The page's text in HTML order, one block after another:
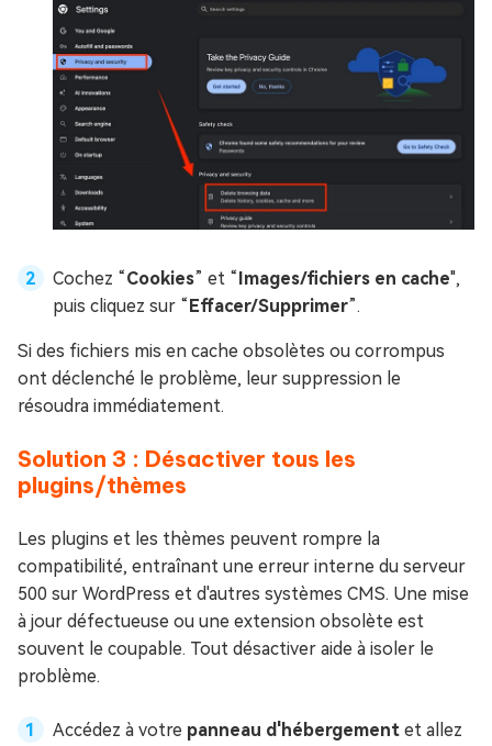
Cochez “Cookies” et “Images/fichiers en cache",
puis cliquez sur “Effacer/Supprimer”.
Si des fichiers mis en cache obsolètes ou corrompus
ont déclenché le problème, leur suppression le
résoudra immédiatement.
Solution 3 : Désactiver tous les
plugins/thèmes
Les plugins et les thèmes peuvent rompre la
compatibilité, entraînant une erreur interne du serveur
500 sur WordPress et d'autres systèmes CMS. Une mise
à jour défectueuse ou une extension obsolète est
souvent le coupable. Tout désactiver aide à isoler le
problème.
Accédez à votre panneau d'hébergement et allez